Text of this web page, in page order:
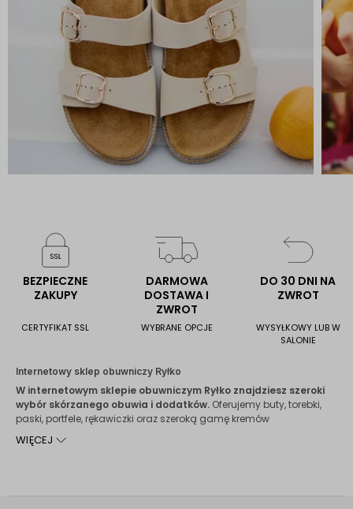
BEZPIECZNE
ZAKUPY
CERTYFIKAT SSL
DARMOWA
DOSTAWA I
ZWROT
WYBRANE OPCJE
DO 30 DNI NA
ZWROT
WYSYŁKOWY LUB W
SALONIE
Internetowy sklep obuwniczy Ryłko
W internetowym sklepie obuwniczym Ryłko znajdziesz szeroki
wybór skórzanego obuwia i dodatków. Oferujemy buty, torebki,
paski, portfele, rękawiczki oraz szeroką gamę kremów
posiadamy różnego rodzaju akcesoria uzupełniające, jak
WIĘCEJ